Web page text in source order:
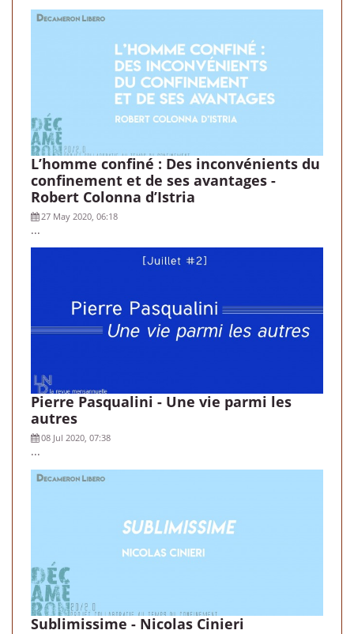
L’homme confiné : Des inconvénients du
confinement et de ses avantages -
Robert Colonna d’Istria
27 May 2020, 06:18
...
Pierre Pasqualini - Une vie parmi les
autres
08 Jul 2020, 07:38
...
Sublimissime - Nicolas Cinieri